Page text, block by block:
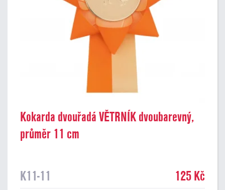
Kokarda dvouřadá VĚTRNÍK dvoubarevný,
průměr 11 cm
K11-11 125 Kč